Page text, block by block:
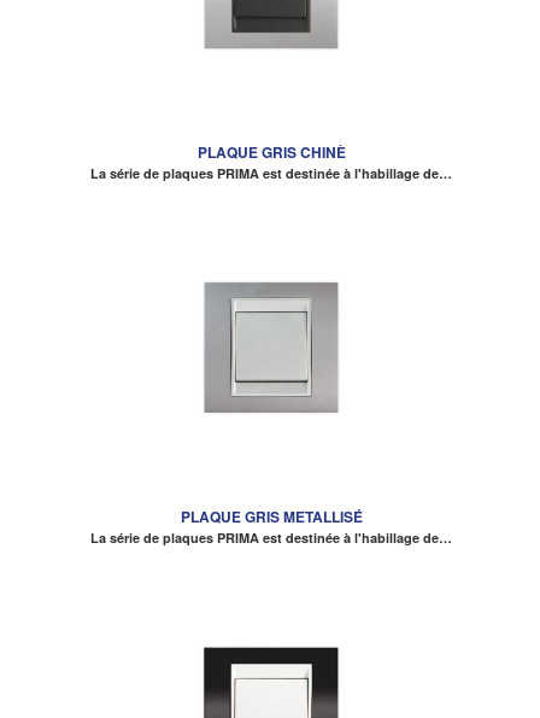
PLAQUE GRIS CHINÈ
La série de plaques PRIMA est destinée à l'habillage de…
PLAQUE GRIS METALLISÉ
La série de plaques PRIMA est destinée à l'habillage de…